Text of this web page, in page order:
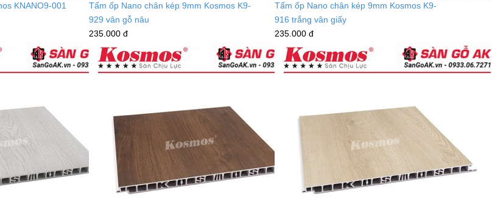
KNANO9-001
Tấm ốp Nano chân kép 9mm Kosmos K9-
929 vân gỗ nâu
235.000 đ
Tấm ốp Nano chân kép 9mm Kosmos K9-
916 trắng vân giấy
235.000 đ